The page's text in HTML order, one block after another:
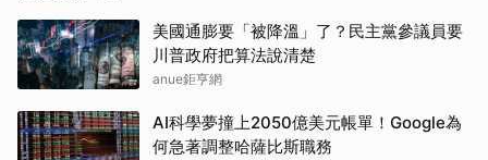
美國通膨要「被降溫」了？民主黨參議員要
川普政府把算法說清楚
anue鉅亨網
AI科學夢撞上2050億美元帳單！Google為
何急著調整哈薩比斯職務